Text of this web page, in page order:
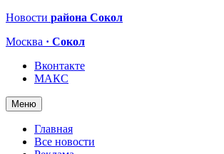
Новости района Сокол
Москва · Сокол
Вконтакте
МАКС
Меню
Главная
Все новости